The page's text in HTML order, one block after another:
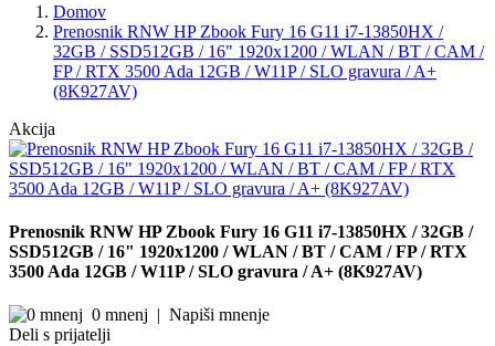
Domov
Prenosnik RNW HP Zbook Fury 16 G11 i7-13850HX /
32GB / SSD512GB / 16" 1920x1200 / WLAN / BT / CAM /
FP / RTX 3500 Ada 12GB / W11P / SLO gravura / A+
(8K927AV)
Akcija
Prenosnik RNW HP Zbook Fury 16 G11 i7-13850HX / 32GB /
SSD512GB / 16" 1920x1200 / WLAN / BT / CAM / FP / RTX
3500 Ada 12GB / W11P / SLO gravura / A+ (8K927AV)
0 mnenj | Napiši mnenje
Deli s prijatelji